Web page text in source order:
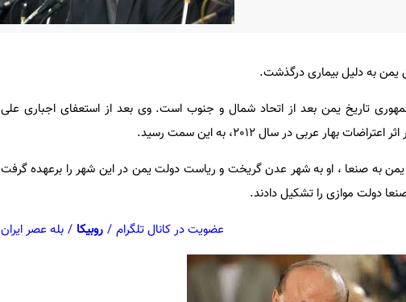
به دلیل بیماری درگذشت.
تاریخ یمن بعد از اتحاد شمال و جنوب است. وی بعد از استعفای اجباری علی
عربی در سال 2012، به این سمت رسید.
های یمن به صنعا ، او به شهر عدن گریخت و ریاست دولت یمن در این شهر را برعهده گرفت
دولت موازی را تشکیل دادند.
عضویت در کانال تلگرام / روبیکا / بله عصر ایران